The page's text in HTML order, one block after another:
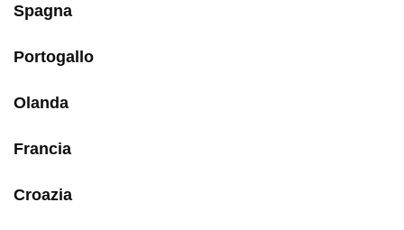
Spagna
Portogallo
Olanda
Francia
Croazia